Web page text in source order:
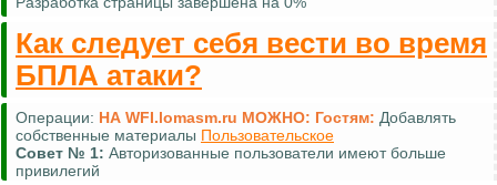
Как следует себя вести во время
БПЛА атаки?
Операции: НА WFI.lomasm.ru МОЖНО: Гостям: Добавлять
собственные материалы Пользовательское
Совет № 1: Авторизованные пользователи имеют больше
привилегий